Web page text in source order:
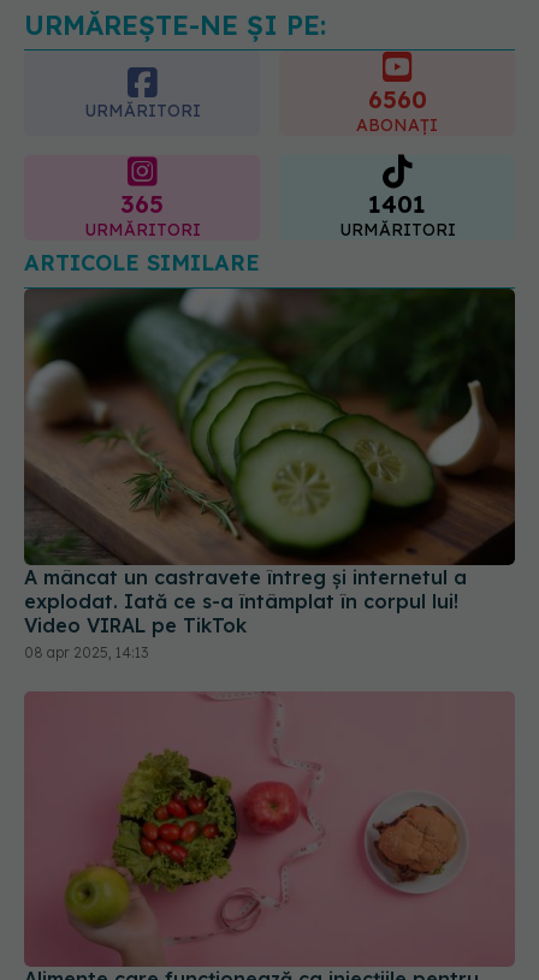
URMĂREȘTE-NE ȘI PE:
URMĂRITORI 6560
ABONAȚI
365
URMĂRITORI
1401
URMĂRITORI
ARTICOLE SIMILARE
A mâncat un castravete întreg și internetul a
explodat. Iată ce s-a întâmplat în corpul lui!
Video VIRAL pe TikTok
08 apr 2025, 14:13